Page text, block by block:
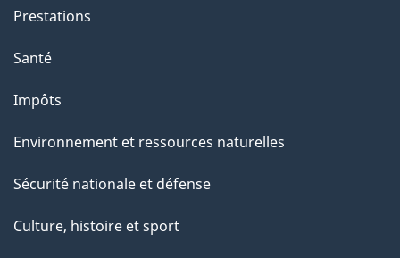
Prestations
Santé
Impôts
Environnement et ressources naturelles
Sécurité nationale et défense
Culture, histoire et sport